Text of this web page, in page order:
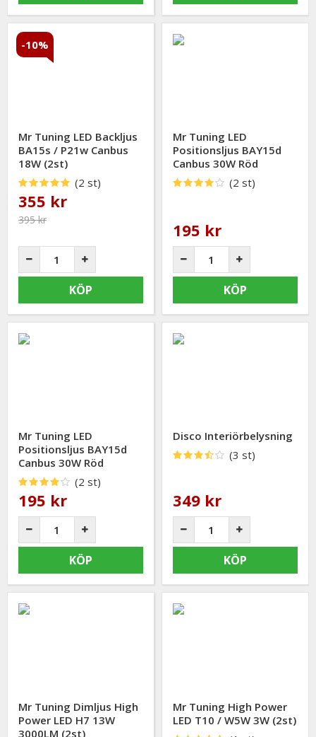
-10%
Mr Tuning LED Backljus
BA15s / P21w Canbus
18W (2st)
(2 st)
355 kr
395 kr
KÖP
Mr Tuning LED
Positionsljus BAY15d
Canbus 30W Röd
(2 st)
195 kr
KÖP
Mr Tuning LED
Positionsljus BAY15d
Canbus 30W Röd
(2 st)
195 kr
KÖP
Disco Interiörbelysning
(3 st)
349 kr
KÖP
Mr Tuning Dimljus High
Power LED H7 13W
3000LM (2st)
Mr Tuning High Power
LED T10 / W5W 3W (2st)